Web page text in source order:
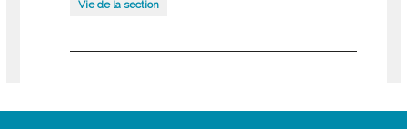
Vie de la section